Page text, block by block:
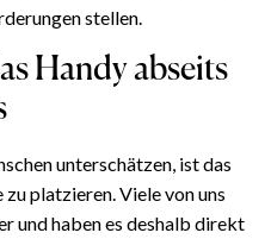
stellen.
Handy abseits
unterschätzen, ist das
platzieren. Viele von uns
und haben es deshalb direkt